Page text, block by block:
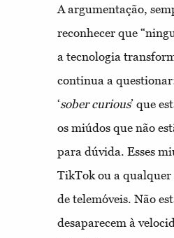
A argumentação,
reconhecer que
a tecnologia
continua a
‘sober curious’ que
os miúdos que não
para dúvida. Esses
TikTok ou a qualquer
de telemóveis. Não
desaparecem à